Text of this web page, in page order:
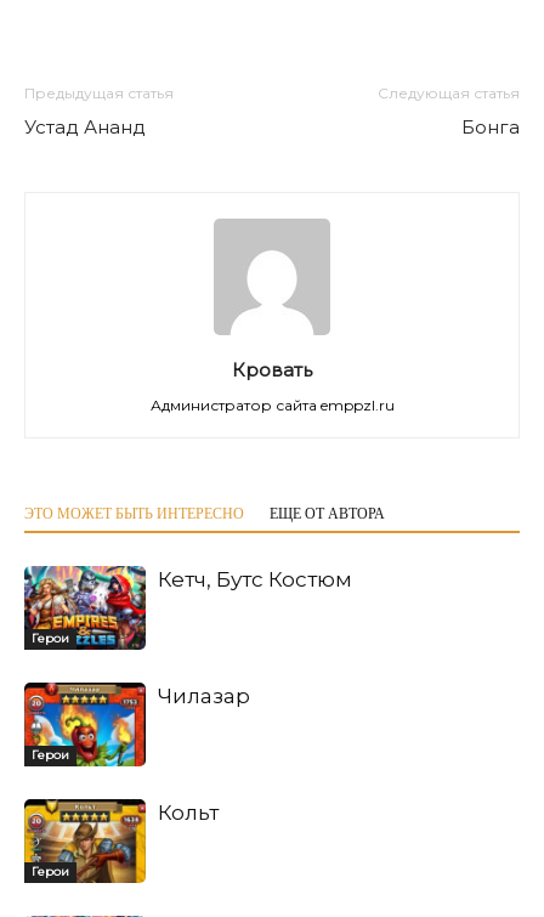
Предыдущая статья
Устад Ананд
Следующая статья
Бонга
Кровать
Администратор сайта emppzl.ru
ЭТО МОЖЕТ БЫТЬ ИНТЕРЕСНО ЕЩЕ ОТ АВТОРА
Герои
Кетч, Бутс Костюм
Герои
Чилазар
Герои
Кольт